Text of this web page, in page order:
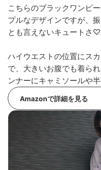
こちらのブラックワンピ
プルなデザインですが、
とも言えないキュートさ♡
ハイウエストの位置にス
で、大きいお腹でも着ら
ンナーにキャミソールや
Amazonで詳細を見る